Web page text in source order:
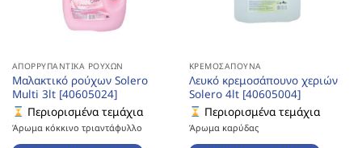
ΑΠΟΡΡΥΠΑΝΤΙΚΆ ΡΟΎΧΩΝ
Μαλακτικό ρούχων Solero
Multi 3lt [40605024]
Περιορισμένα τεμάχια
Άρωμα κόκκινο τριαντάφυλλο
ΚΡΕΜΟΣΆΠΟΥΝΑ
Λευκό κρεμοσάπουνο χεριών
Solero 4lt [40605004]
Περιορισμένα τεμάχια
Άρωμα καρύδας